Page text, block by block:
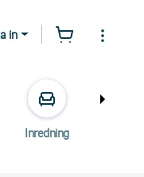
in
Inredning